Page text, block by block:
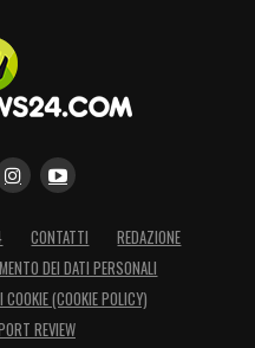
CONTATTI
REDAZIONE
DEI DATI PERSONALI
(COOKIE POLICY)
REVIEW